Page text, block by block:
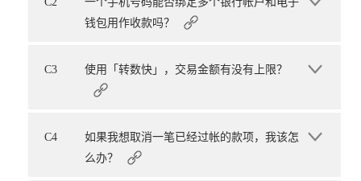
钱包用作收款吗？
C3 使用「转数快」，交易金额有没有上限？
C4
如果我想取消一笔已经过帐的款项，我该怎
么办？